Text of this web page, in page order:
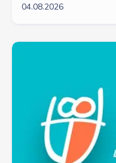
04.08.2026